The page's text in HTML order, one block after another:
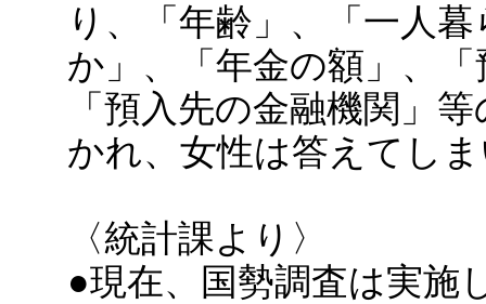
り、「年齢」、「一人
か」、「年金の額」、
「預入先の金融機関」
かれ、女性は答えてし
〈統計課より〉
●現在、国勢調査は実施